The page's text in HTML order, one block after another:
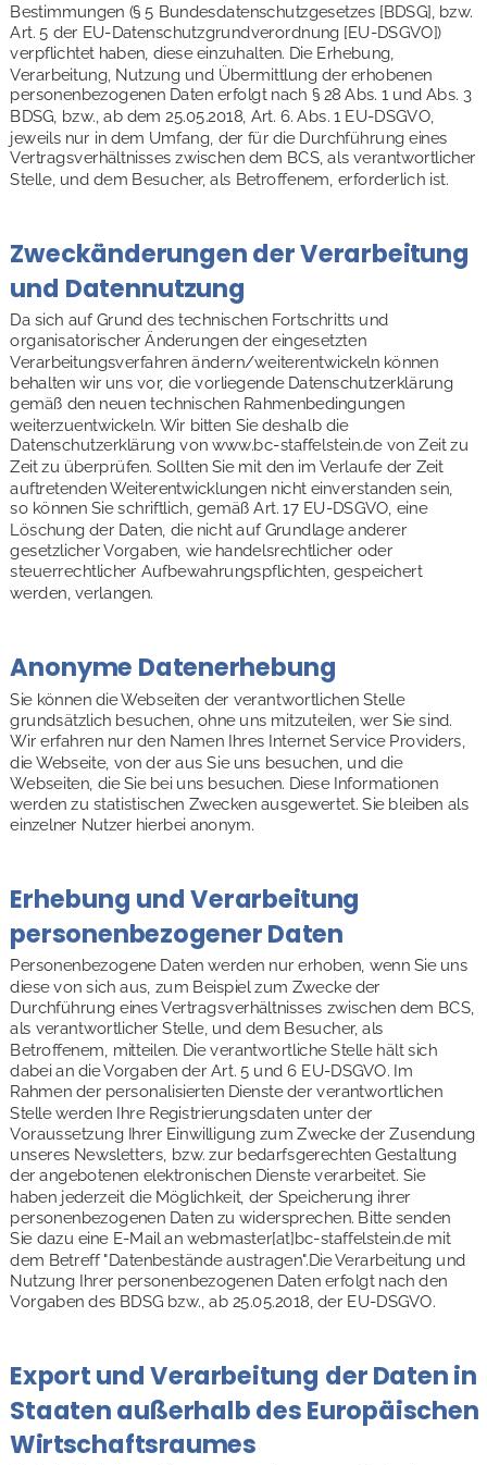
Bestimmungen (§ 5 Bundesdatenschutzgesetzes [BDSG], bzw.
Art. 5 der EU-Datenschutzgrundverordnung [EU-DSGVO])
verpflichtet haben, diese einzuhalten. Die Erhebung,
Verarbeitung, Nutzung und Übermittlung der erhobenen
personenbezogenen Daten erfolgt nach § 28 Abs. 1 und Abs. 3
BDSG, bzw., ab dem 25.05.2018, Art. 6. Abs. 1 EU-DSGVO,
jeweils nur in dem Umfang, der für die Durchführung eines
Vertragsverhältnisses zwischen dem BCS, als verantwortlicher
Stelle, und dem Besucher, als Betroffenem, erforderlich ist.
Zweckänderungen der Verarbeitung
und Datennutzung
Da sich auf Grund des technischen Fortschritts und
organisatorischer Änderungen der eingesetzten
Verarbeitungsverfahren ändern/weiterentwickeln können
behalten wir uns vor, die vorliegende Datenschutzerklärung
gemäß den neuen technischen Rahmenbedingungen
weiterzuentwickeln. Wir bitten Sie deshalb die
Datenschutzerklärung von www.bc-staffelstein.de von Zeit zu
Zeit zu überprüfen. Sollten Sie mit den im Verlaufe der Zeit
auftretenden Weiterentwicklungen nicht einverstanden sein,
so können Sie schriftlich, gemäß Art. 17 EU-DSGVO, eine
Löschung der Daten, die nicht auf Grundlage anderer
gesetzlicher Vorgaben, wie handelsrechtlicher oder
steuerrechtlicher Aufbewahrungspflichten, gespeichert
werden, verlangen.
Anonyme Datenerhebung
Sie können die Webseiten der verantwortlichen Stelle
grundsätzlich besuchen, ohne uns mitzuteilen, wer Sie sind.
Wir erfahren nur den Namen Ihres Internet Service Providers,
die Webseite, von der aus Sie uns besuchen, und die
Webseiten, die Sie bei uns besuchen. Diese Informationen
werden zu statistischen Zwecken ausgewertet. Sie bleiben als
einzelner Nutzer hierbei anonym.
Erhebung und Verarbeitung
personenbezogener Daten
Personenbezogene Daten werden nur erhoben, wenn Sie uns
diese von sich aus, zum Beispiel zum Zwecke der
Durchführung eines Vertragsverhältnisses zwischen dem BCS,
als verantwortlicher Stelle, und dem Besucher, als
Betroffenem, mitteilen. Die verantwortliche Stelle hält sich
dabei an die Vorgaben der Art. 5 und 6 EU-DSGVO. Im
Rahmen der personalisierten Dienste der verantwortlichen
Stelle werden Ihre Registrierungsdaten unter der
Voraussetzung Ihrer Einwilligung zum Zwecke der Zusendung
unseres Newsletters, bzw. zur bedarfsgerechten Gestaltung
der angebotenen elektronischen Dienste verarbeitet. Sie
haben jederzeit die Möglichkeit, der Speicherung ihrer
personenbezogenen Daten zu widersprechen. Bitte senden
Sie dazu eine E-Mail an webmaster[at]bc-staffelstein.de mit
dem Betreff "Datenbestände austragen".Die Verarbeitung und
Nutzung Ihrer personenbezogenen Daten erfolgt nach den
Vorgaben des BDSG bzw., ab 25.05.2018, der EU-DSGVO.
Export und Verarbeitung der Daten in
Staaten außerhalb des Europäischen
Wirtschaftsraumes